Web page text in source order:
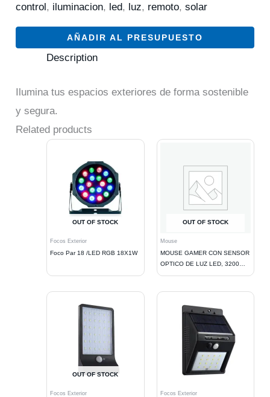
control , iluminacion, led, luz, remoto,solar
AÑADIR AL PRESUPUESTO
Description
Ilumina tus espacios exteriores de forma sostenible
y segura.
Related products
OUT OF STOCK
Focos Exterior
Foco Par 18 /LED RGB 18X1W
OUT OF STOCK
Mouse
MOUSE GAMER CON SENSOR
OPTICO DE LUZ LED, 3200
DPI
OUT OF STOCK
Focos Exterior Focos Exterior